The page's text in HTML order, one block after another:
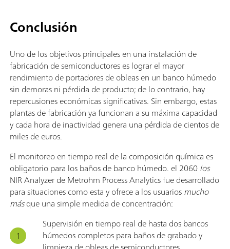
Conclusión
Uno de los objetivos principales en una instalación de
fabricación de semiconductores es lograr el mayor
rendimiento de portadores de obleas en un banco húmedo
sin demoras ni pérdida de producto; de lo contrario, hay
repercusiones económicas significativas. Sin embargo, estas
plantas de fabricación ya funcionan a su máxima capacidad
y cada hora de inactividad genera una pérdida de cientos de
miles de euros.
El monitoreo en tiempo real de la composición química es
obligatorio para los baños de banco húmedo. el 2060los
NIR Analyzer de Metrohm Process Analytics fue desarrollado
para situaciones como esta y ofrece a los usuariosmucho
másque una simple medida de concentración:
Supervisión en tiempo real de hasta dos bancos
húmedos completos para baños de grabado y